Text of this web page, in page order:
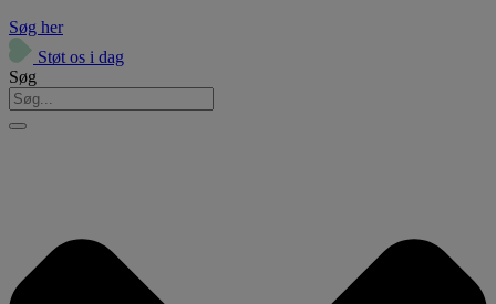
Søg her
Støt os i dag
Søg